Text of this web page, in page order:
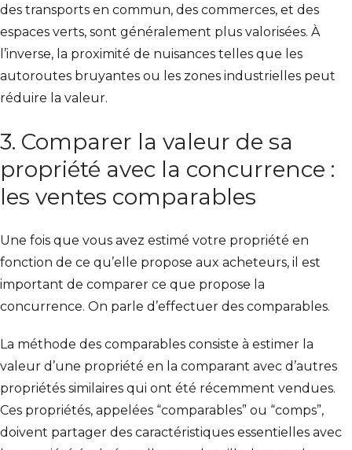
des transports en commun, des commerces, et des
espaces verts, sont généralement plus valorisées. À
l’inverse, la proximité de nuisances telles que les
autoroutes bruyantes ou les zones industrielles peut
réduire la valeur.
3. Comparer la valeur de sa
propriété avec la concurrence :
les ventes comparables
Une fois que vous avez estimé votre propriété en
fonction de ce qu’elle propose aux acheteurs, il est
important de comparer ce que propose la
concurrence. On parle d’effectuer des comparables.
La méthode des comparables consiste à estimer la
valeur d’une propriété en la comparant avec d’autres
propriétés similaires qui ont été récemment vendues.
Ces propriétés, appelées “comparables” ou “comps”,
doivent partager des caractéristiques essentielles avec